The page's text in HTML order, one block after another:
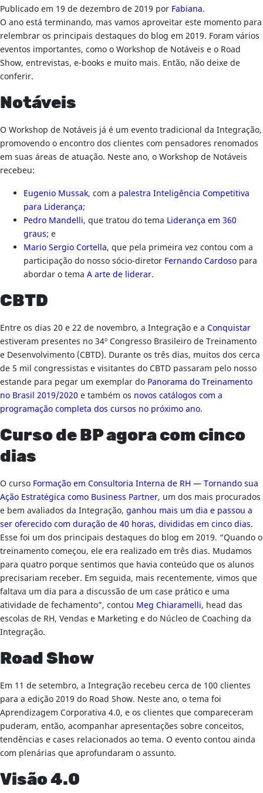
Publicado em 19 de dezembro de 2019 por Fabiana.
O ano está terminando, mas vamos aproveitar este momento para
relembrar os principais destaques do blog em 2019. Foram vários
eventos importantes, como o Workshop de Notáveis e o Road
Show, entrevistas, e-books e muito mais. Então, não deixe de
conferir.
Notáveis
O Workshop de Notáveis já é um evento tradicional da Integração,
promovendo o encontro dos clientes com pensadores renomados
em suas áreas de atuação. Neste ano, o Workshop de Notáveis
recebeu:
Eugenio Mussak, com a palestra Inteligência Competitiva
para Liderança;
Pedro Mandelli, que tratou do tema Liderança em 360
graus; e
Mario Sergio Cortella, que pela primeira vez contou com a
participação do nosso sócio-diretor Fernando Cardoso para
abordar o tema A arte de liderar.
CBTD
Entre os dias 20 e 22 de novembro, a Integração e a Conquistar
estiveram presentes no 34º Congresso Brasileiro de Treinamento
e Desenvolvimento (CBTD). Durante os três dias, muitos dos cerca
de 5 mil congressistas e visitantes do CBTD passaram pelo nosso
estande para pegar um exemplar do Panorama do Treinamento
no Brasil 2019/2020 e também os novos catálogos com a
programação completa dos cursos no próximo ano.
Curso de BP agora com cinco
dias
O curso Formação em Consultoria Interna de RH — Tornando sua
Ação Estratégica como Business Partner, um dos mais procurados
e bem avaliados da Integração, ganhou mais um dia e passou a
ser oferecido com duração de 40 horas, divididas em cinco dias.
Esse foi um dos principais destaques do blog em 2019. “Quando o
treinamento começou, ele era realizado em três dias. Mudamos
para quatro porque sentimos que havia conteúdo que os alunos
precisariam receber. Em seguida, mais recentemente, vimos que
faltava um dia para a discussão de um case prático e uma
atividade de fechamento”, contou Meg Chiaramelli, head das
escolas de RH, Vendas e Marketing e do Núcleo de Coaching da
Integração.
Road Show
Em 11 de setembro, a Integração recebeu cerca de 100 clientes
para a edição 2019 do Road Show. Neste ano, o tema foi
Aprendizagem Corporativa 4.0, e os clientes que compareceram
puderam, então, acompanhar apresentações sobre conceitos,
tendências e cases relacionados ao tema. O evento contou ainda
com plenárias que aprofundaram o assunto.
Visão 4.0